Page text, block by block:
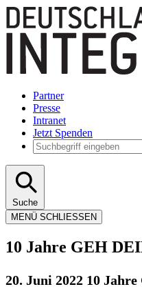
Partner
Presse
Intranet
Jetzt Spenden
Suche
MENÜ SCHLIESSEN
10 Jahre GEH
20. Juni 2022 10